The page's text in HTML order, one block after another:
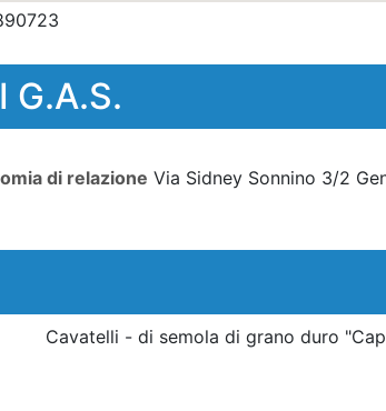
G.A.S.
di relazione Via Sidney Sonnino 3/2
Cavatelli - di semola di grano duro